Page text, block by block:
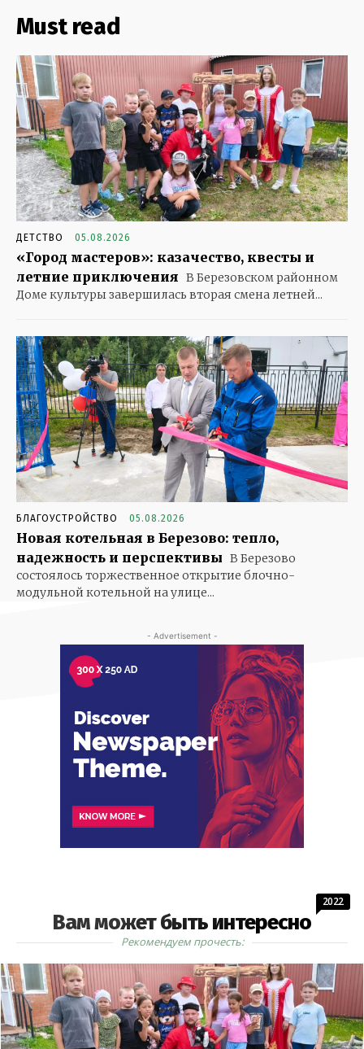
Must read
ДЕТСТВО 05.08.2026
«Город мастеров»: казачество, квесты и
летние приключения В Березовском районном
Доме культуры завершилась вторая смена летней...
БЛАГОУСТРОЙСТВО 05.08.2026
Новая котельная в Березово: тепло,
надежность и перспективы В Березово
состоялось торжественное открытие блочно-
модульной котельной на улице...
- Advertisement -
Вам может быть интересно
2022
Рекомендуем прочесть: